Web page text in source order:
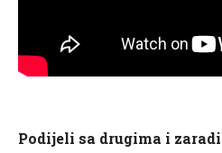
Podijeli sa drugima i